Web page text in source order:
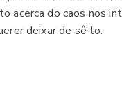
acerca do caos nos
deixar de sê-lo.